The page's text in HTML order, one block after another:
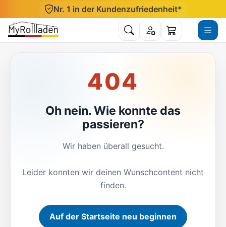
Direkt zum InhaltNr. 1 in der Kundenzufriedenheit*
Suche öffnen
Konto WarenkorbMenü
404
Oh nein. Wie konnte das
passieren?
Wir haben überall gesucht.
Leider konnten wir deinen Wunschcontent nicht
finden.
Auf der Startseite neu beginnen